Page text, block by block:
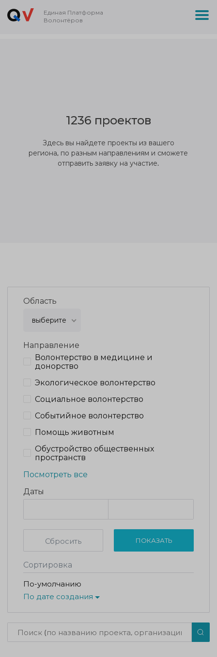
Единая Платформа
Волонтёров
1236 проектов
Здесь вы найдете проекты из вашего
региона, по разным направлениям и сможете
отправить заявку на участие.
Область
выберите
Направление
Волонтерство в медицине и
донорство
Экологическое волонтерство
Социальное волонтерство
Событийное волонтерство
Помощь животным
Обустройство общественных
пространств
Посмотреть все
Даты
Сбросить ПОКАЗАТЬ
Сортировка
По-умолчанию
По дате создания